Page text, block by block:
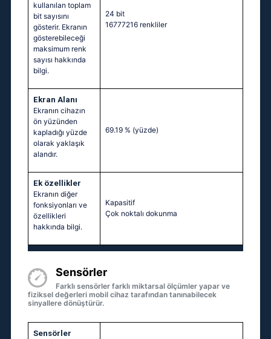
kullanılan toplam
bit sayısını
gösterir. Ekranın
gösterebileceği
maksimum renk
sayısı hakkında
bilgi.
24 bit
16777216 renkliler
Ekran Alanı
Ekranın cihazın
ön yüzünden
kapladığı yüzde
olarak yaklaşık
alandır.
69.19 % (yüzde)
Ek özellikler
Ekranın diğer
fonksiyonları ve
özellikleri
hakkında bilgi.
Kapasitif
Çok noktalı dokunma
Sensörler
Farklı sensörler farklı miktarsal ölçümler yapar ve
fiziksel değerleri mobil cihaz tarafından tanınabilecek
sinyallere dönüştürür.
Sensörler